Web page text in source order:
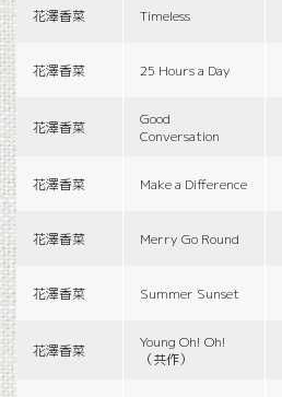
花澤香菜 Timeless
花澤香菜 25 Hours a Day
花澤香菜
Good
Conversation
花澤香菜 Make a Difference
花澤香菜 Merry Go Round
花澤香菜 Summer Sunset
花澤香菜
Young Oh! Oh!
（共作）